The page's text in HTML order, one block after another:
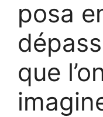
posa
que